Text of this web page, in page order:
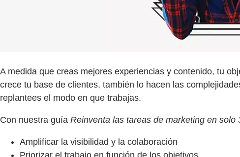
A medida que creas mejores experiencias y contenido, tu
crece tu base de clientes, también lo hacen las
replantees el modo en que trabajas.
Con nuestra guía Reinventa las tareas de marketing en solo
Amplificar la visibilidad y la colaboración
Priorizar el trabajo en función de los objetivos